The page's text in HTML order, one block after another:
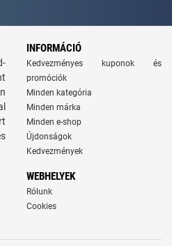
INFORMÁCIÓ
Kedvezményes kuponok és
promóciók
Minden kategória
Minden márka
Minden e-shop
Újdonságok
Kedvezmények
WEBHELYEK
Rólunk
Cookies